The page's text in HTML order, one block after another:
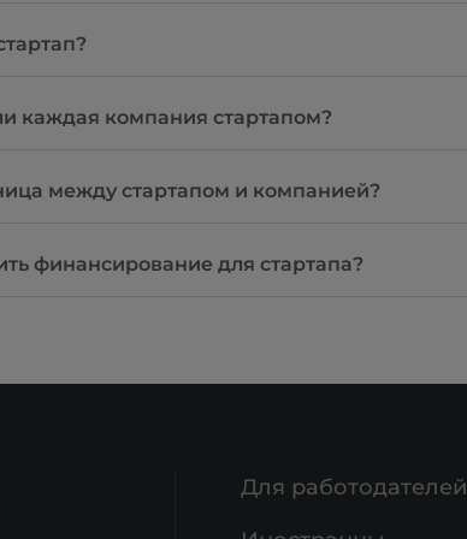
каждая компания стартапом?
между стартапом и компанией?
финансирование для стартапа?
Для работодателей